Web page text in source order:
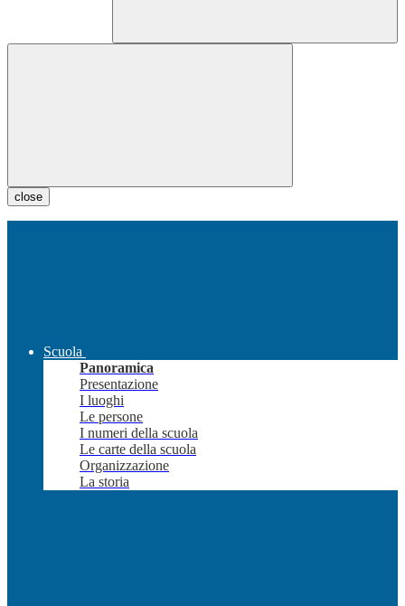
close
Scuola
Panoramica
Presentazione
I luoghi
Le persone
I numeri della scuola
Le carte della scuola
Organizzazione
La storia